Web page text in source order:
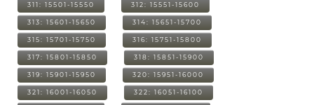
311: 15501-15550 312: 15551-15600
313: 15601-15650 314: 15651-15700
315: 15701-15750 316: 15751-15800
317: 15801-15850 318: 15851-15900
319: 15901-15950 320: 15951-16000
321: 16001-16050 322: 16051-16100